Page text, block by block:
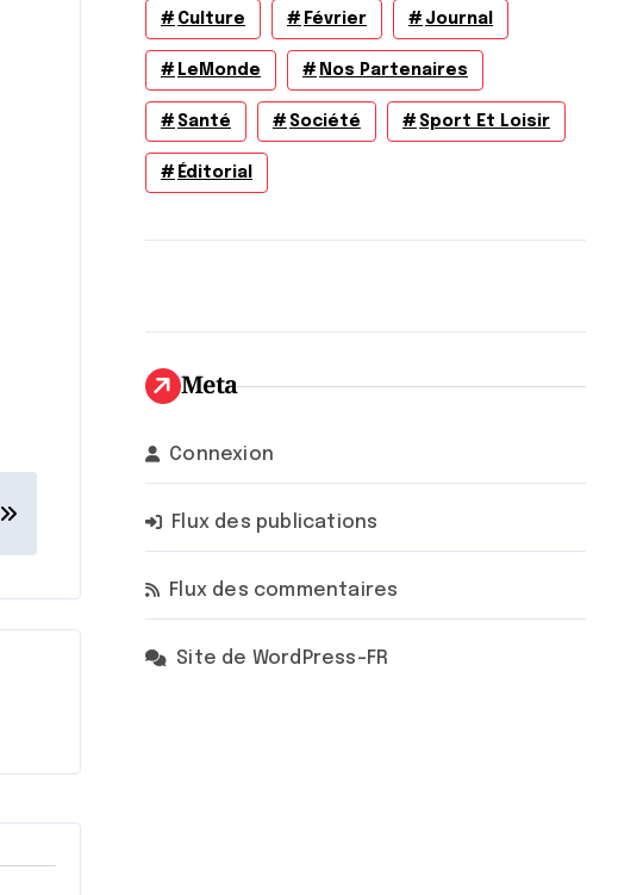
Culture Février Journal
LeMonde Nos Partenaires
Santé Société Sport Et Loisir
Éditorial
Meta
Connexion
Flux des publications
Flux des commentaires
Site de WordPress-FR